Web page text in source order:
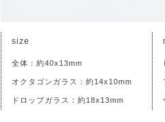
size
全体：約40x13mm
オクタゴンガラス：約14x10mm
ドロップガラス：約18x13mm